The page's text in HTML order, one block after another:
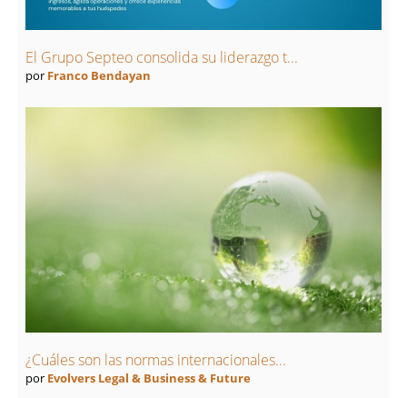
El Grupo Septeo consolida su liderazgo t...
por Franco Bendayan
¿Cuáles son las normas internacionales...
por Evolvers Legal & Business & Future